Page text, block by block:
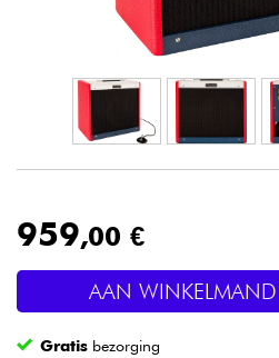
Hoofdtelefoon
Microfoon
Licht
959,00 €
AAN
Gratis bezorging